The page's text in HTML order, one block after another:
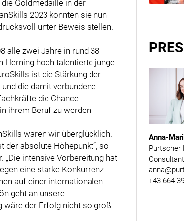
Goldmedaille in der
2023 konnten sie nun
unter Beweis stellen.
alle zwei Jahre in rund 38
Herning hoch talentierte junge
ist die Stärkung der
die damit verbundene
die Chance
ihrem Beruf zu werden.
waren wir überglücklich.
der absolute Höhepunkt“, so
„Die intensive Vorbereitung hat
eine starke Konkurrenz
auf einer internationalen
geht an unsere
wäre der Erfolg nicht so groß
Anna-
Purtscher
Consultant
+43 664